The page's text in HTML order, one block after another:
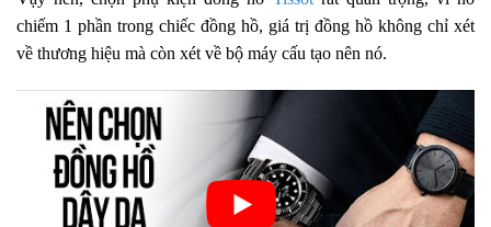
chiếm 1 phần trong chiếc đồng hồ, giá trị đồng hồ không chỉ xét
về thương hiệu mà còn xét về bộ máy cấu tạo nên nó.